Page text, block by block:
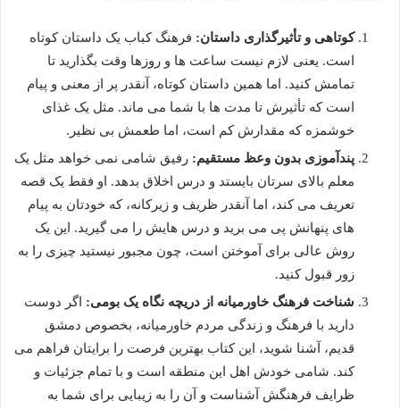
کوتاهی و تأثیرگذاری داستان: فرهنگ کباب یک داستان کوتاه
است. یعنی لازم نیست ساعت ها و روزها وقت بگذارید تا
تمامش کنید. اما همین داستان کوتاه، آنقدر پر از معنی و پیام
است که تأثیرش تا مدت ها با شما می ماند. مثل یک غذای
خوشمزه که مقدارش کم است، اما طعمش بی نظیر.
پندآموزی بدون وعظ مستقیم: رفیق شامی نمی خواهد مثل یک
معلم بالای سرتان بایستد و درس اخلاق بدهد. او فقط یک قصه
تعریف می کند، اما آنقدر ظریف و زیرکانه، که خودتان به پیام
های پنهانش پی می برید و درس هایش را می گیرید. این یک
روش عالی برای آموختن است، چون مجبور نیستید چیزی را به
زور قبول کنید.
شناخت فرهنگ خاورمیانه از دریچه نگاه یک بومی: اگر دوست
دارید با فرهنگ و زندگی مردم خاورمیانه، بخصوص دمشق
قدیم، آشنا شوید، این کتاب بهترین فرصت را برایتان فراهم می
کند. شامی خودش اهل این منطقه است و با تمام جزئیات و
ظرایف فرهنگش آشناست و آن را به زیبایی برای شما به